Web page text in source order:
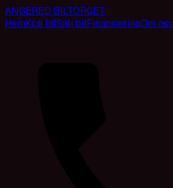
ANGERED BILTORGET
HemKöp bilSälj bilFinansieringOm oss